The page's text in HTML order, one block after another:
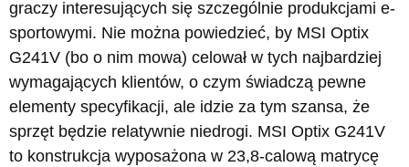
graczy interesujących się szczególnie produkcjami e-
sportowymi. Nie można powiedzieć, by MSI Optix
G241V (bo o nim mowa) celował w tych najbardziej
wymagających klientów, o czym świadczą pewne
elementy specyfikacji, ale idzie za tym szansa, że
sprzęt będzie relatywnie niedrogi. MSI Optix G241V
to konstrukcja wyposażona w 23,8-calową matrycę